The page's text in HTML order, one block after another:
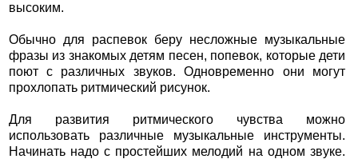
высоким.
Обычно для распевок беру несложные музыкальные
фразы из знакомых детям песен, попевок, которые дети
поют с различных звуков. Одновременно они могут
прохлопать ритмический рисунок.
Для развития ритмического чувства можно
использовать различные музыкальные инструменты.
Начинать надо с простейших мелодий на одном звуке.